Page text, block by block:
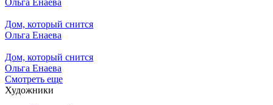
Ольга Енаева
Дом, который снится
Ольга Енаева
Дом, который снится
Ольга Енаева
Смотреть еще
Художники